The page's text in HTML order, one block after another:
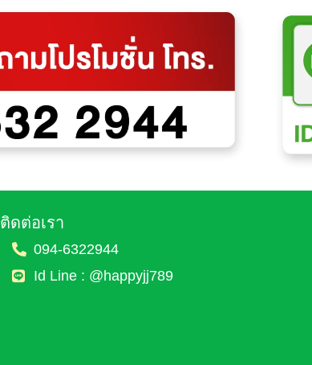
ติดต่อเรา
094-6322944
Id Line : @happyjj789